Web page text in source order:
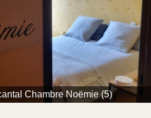
Chambre Noëmie (5)